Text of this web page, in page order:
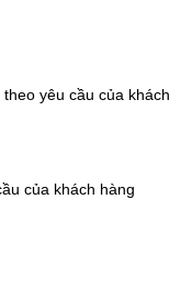
yêu cầu của khách
của khách hàng